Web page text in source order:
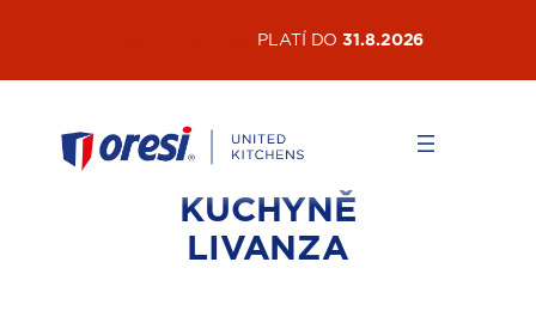
PLATÍ DO31.8.2026
KUCHYNĚ
LIVANZA